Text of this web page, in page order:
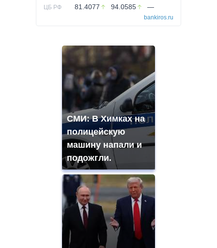
ЦБ РФ 81.4077 94.0585 —
bankiros.ru
СМИ: В Химках на
полицейскую
машину напали и
подожгли.